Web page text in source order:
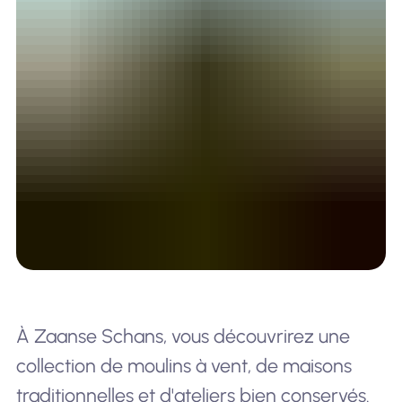
À Zaanse Schans, vous découvrirez une
collection de moulins à vent, de maisons
traditionnelles et d'ateliers bien conservés.